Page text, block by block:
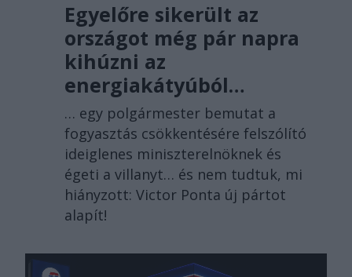
Egyelőre sikerült az
országot még pár napra
kihúzni az
energiakátyúból…
… egy polgármester bemutat a
fogyasztás csökkentésére felszólító
ideiglenes miniszterelnöknek és
égeti a villanyt… és nem tudtuk, mi
hiányzott: Victor Ponta új pártot
alapít!